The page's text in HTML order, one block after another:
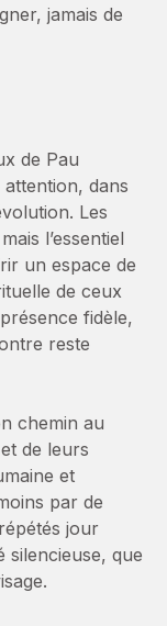
jamais de
de Pau
dans
Les
l’essentiel
un espace de
de ceux
fidèle,
reste
chemin au
de leurs
et
par de
jour
silencieuse, que